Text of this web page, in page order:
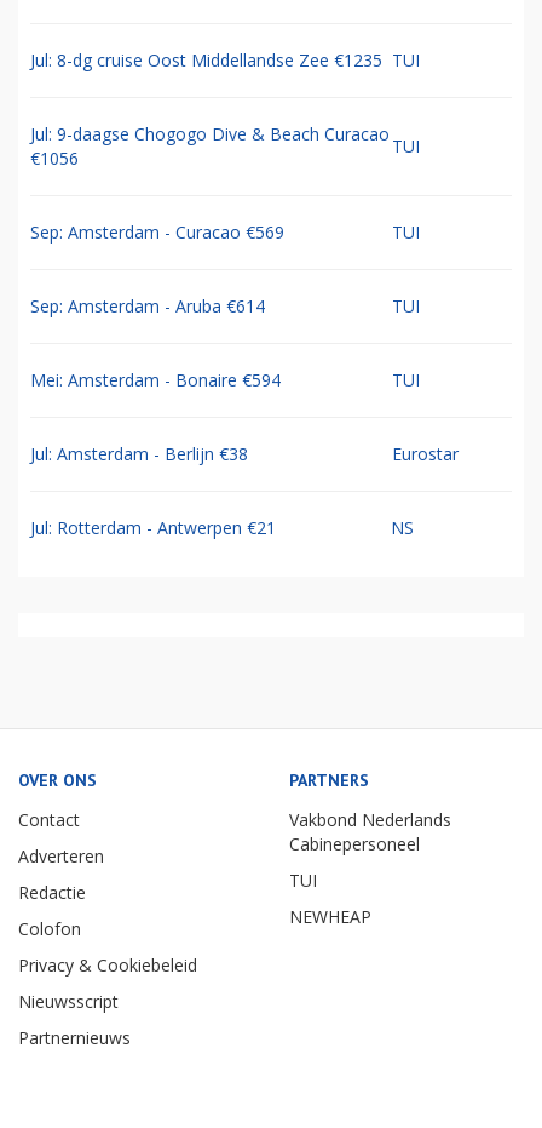
Jul: 8-dg cruise Oost Middellandse Zee €1235 TUI
Jul: 9-daagse Chogogo Dive & Beach Curacao
€1056
TUI
Sep: Amsterdam - Curacao €569 TUI
Sep: Amsterdam - Aruba €614 TUI
Mei: Amsterdam - Bonaire €594 TUI
Jul: Amsterdam - Berlijn €38 Eurostar
Jul: Rotterdam - Antwerpen €21 NS
OVER ONS
Contact
Adverteren
Redactie
Colofon
Privacy & Cookiebeleid
Nieuwsscript
Partnernieuws
PARTNERS
Vakbond Nederlands
Cabinepersoneel
TUI
NEWHEAP